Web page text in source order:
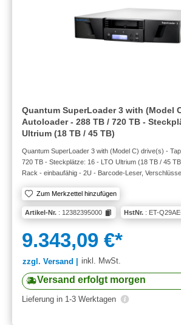
Quantum SuperLoader 3 with (Model
Autoloader - 288 TB / 720 TB -
Ultrium (18 TB / 45 TB)
Quantum SuperLoader 3 with (Model C) drive(s) -
720 TB - Steckplätze: 16 - LTO Ultrium (18 TB / 45
Rack - einbaufähig - 2U - Barcode-Leser,
Zum Merkzettel hinzufügen
Artikel-Nr. : 12382395000 HstNr. : ET-
9.343,09 €*
zzgl. Versand | inkl. MwSt.
Versand erfolgt morgen
Lieferung in 1-3 Werktagen